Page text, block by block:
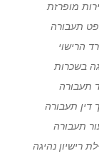
מופרזת
תעבורה
הרישוי
בשכרות
תעבורה
דין תעבורה
תעבורה
רישיון נהיגה